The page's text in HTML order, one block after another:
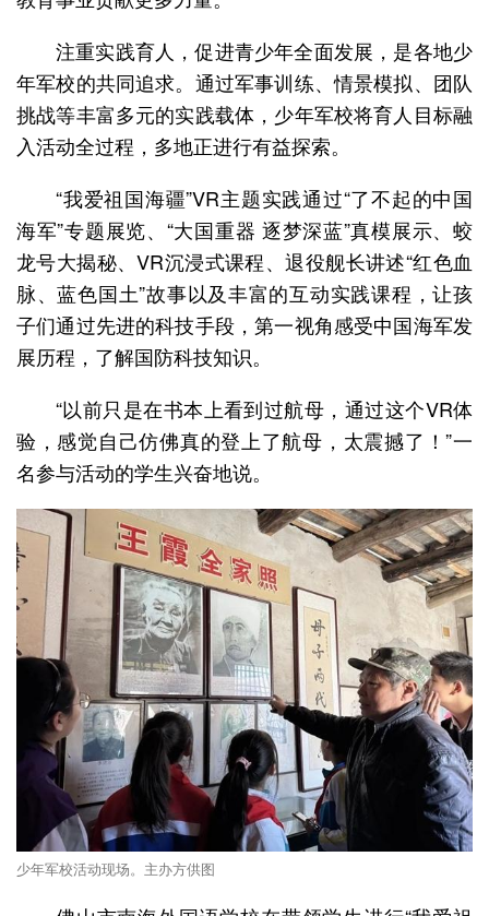
注重实践育人，促进青少年全面发展，是各地少
年军校的共同追求。通过军事训练、情景模拟、团队
挑战等丰富多元的实践载体，少年军校将育人目标融
入活动全过程，多地正进行有益探索。
“我爱祖国海疆”VR主题实践通过“了不起的中国
海军”专题展览、“大国重器 逐梦深蓝”真模展示、蛟
龙号大揭秘、VR沉浸式课程、退役舰长讲述“红色血
脉、蓝色国土”故事以及丰富的互动实践课程，让孩
子们通过先进的科技手段，第一视角感受中国海军发
展历程，了解国防科技知识。
“以前只是在书本上看到过航母，通过这个VR体
验，感觉自己仿佛真的登上了航母，太震撼了！”一
名参与活动的学生兴奋地说。
少年军校活动现场。主办方供图